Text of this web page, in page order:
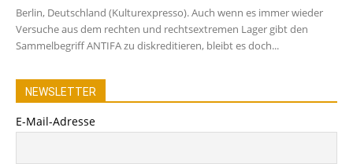
Berlin, Deutschland (Kulturexpresso). Auch wenn es immer wieder
Versuche aus dem rechten und rechtsextremen Lager gibt den
Sammelbegriff ANTIFA zu diskreditieren, bleibt es doch...
NEWSLETTER
E-Mail-Adresse